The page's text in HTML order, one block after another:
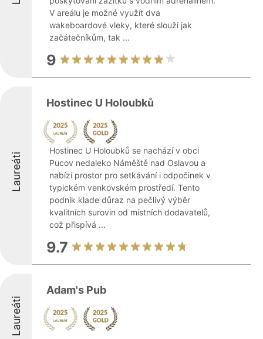
V areálu je možné využít dva
wakeboardové vleky, které slouží jak
začátečníkům, tak ...
9
Laureáti
Hostinec U Holoubků
Hostinec U Holoubků se nachází v obci
Pucov nedaleko Náměště nad Oslavou a
nabízí prostor pro setkávání i odpočinek v
typickém venkovském prostředí. Tento
podnik klade důraz na pečlivý výběr
kvalitních surovin od místních dodavatelů,
což přispívá ...
9.7
Laureáti
Adam's Pub